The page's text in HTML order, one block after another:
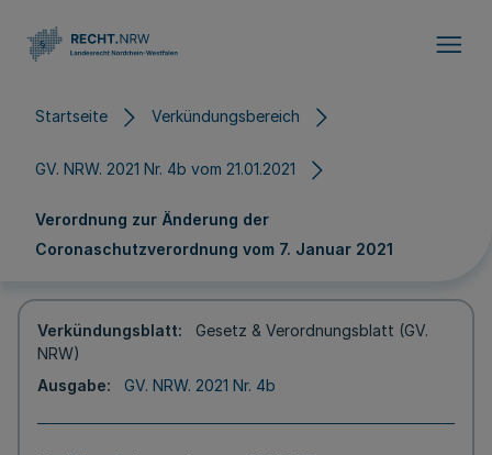
Startseite Verkündungsbereich
GV. NRW. 2021 Nr. 4b vom 21.01.2021
Verordnung zur Änderung der
Coronaschutzverordnung vom 7. Januar 2021
Verkündungsblatt
Gesetz & Verordnungsblatt (GV.
NRW)
Ausgabe
GV. NRW. 2021 Nr. 4b